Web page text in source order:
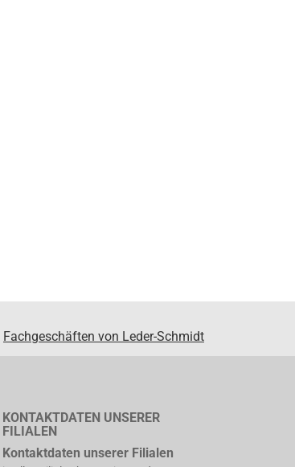
Fachgeschäften von Leder-Schmidt
KONTAKTDATEN UNSERER
FILIALEN
Kontaktdaten unserer Filialen